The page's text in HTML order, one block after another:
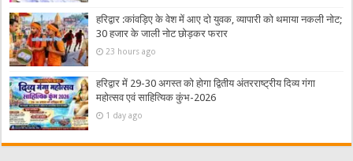
हरिद्वार :कांवड़िए के वेश में आए दो युवक, व्यापारी को थमाया नकली नोट;
30 हजार के जाली नोट छोड़कर फरार
23 hours ago
हरिद्वार में 29-30 अगस्त को होगा द्वितीय अंतरराष्ट्रीय दिव्य गंगा
महोत्सव एवं साहित्यिक कुंभ-2026
1 day ago